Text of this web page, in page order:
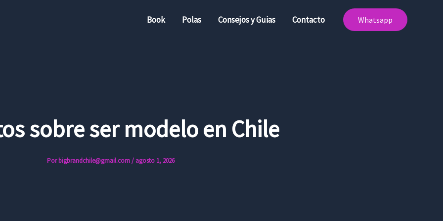
Book Polas Consejos y Guias Contacto Whatsapp
sobre ser modelo en Chile
Porbigbrandchile@gmail.com/ agosto 1, 2026